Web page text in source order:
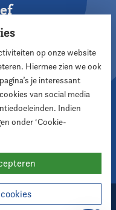
voor Raadsleden
op onze website
Hiermee zien we ook
je interessant
van social media
Indien
onder ‘Cookie-